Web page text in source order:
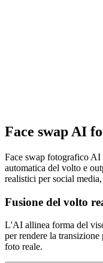
Face swap AI
Face swap fotografico
automatica del volto e
realistici per social
Fusione del volto
L'AI allinea forma del
per rendere la
foto reale.